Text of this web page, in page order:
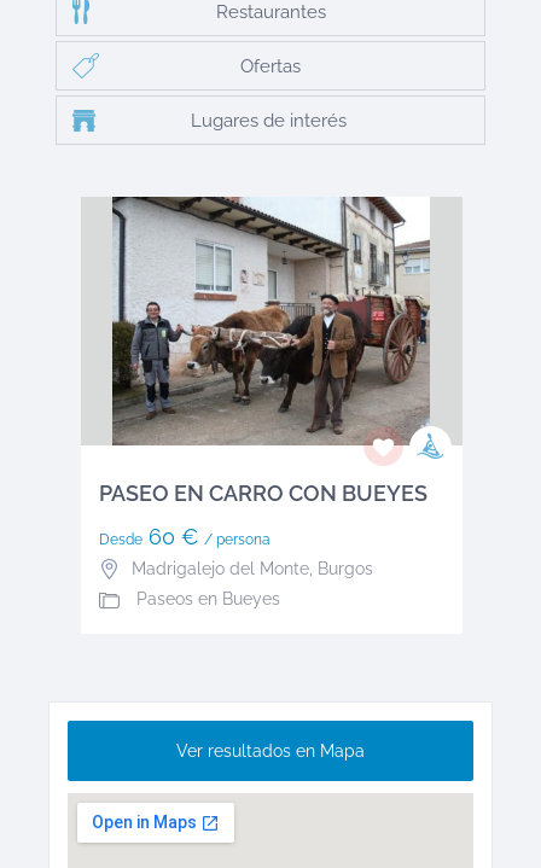
Restaurantes
Ofertas
Lugares de interés
PASEO EN CARRO CON BUEYES
Desde60 € / persona
Madrigalejo del Monte, Burgos
Paseos en Bueyes
Ver resultados en Mapa